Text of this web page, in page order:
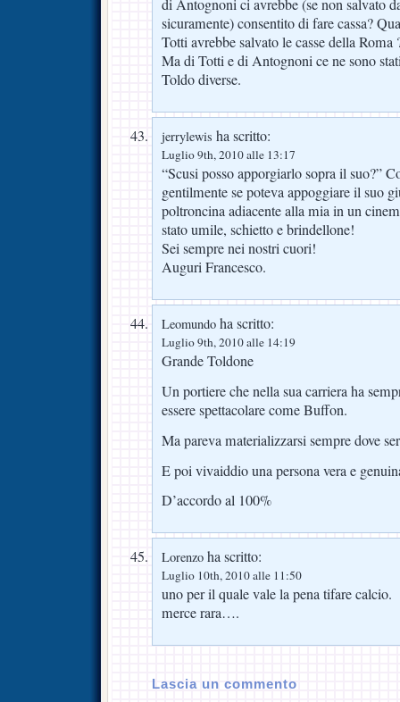
di Antognoni ci avrebbe (se non salvato
sicuramente) consentito di fare cassa?
Totti avrebbe salvato le casse della Roma
Ma di Totti e di Antognoni ce ne sono
Toldo diverse.
jerrylewis ha scritto:
Luglio 9th, 2010 alle 13:17
“Scusi posso apporgiarlo sopra il suo?”
gentilmente se poteva appoggiare il suo
poltroncina adiacente alla mia in un
stato umile, schietto e brindellone!
Sei sempre nei nostri cuori!
Auguri Francesco.
Leomundo ha scritto:
Luglio 9th, 2010 alle 14:19
Grande Toldone
Un portiere che nella sua carriera ha
essere spettacolare come Buffon.
Ma pareva materializzarsi sempre dove
E poi vivaiddio una persona vera e
D’accordo al 100%
Lorenzo ha scritto:
Luglio 10th, 2010 alle 11:50
uno per il quale vale la pena tifare calcio.
merce rara….
Lascia un commento